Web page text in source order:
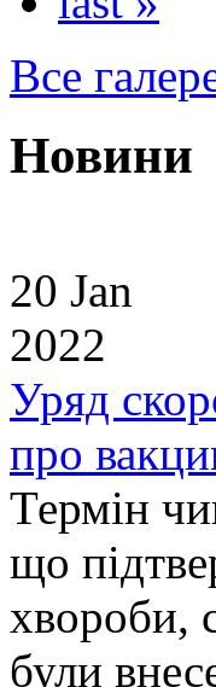
Все
Новини
20 Jan
2022
Уряд
про
Термін
що
хвороби,
були